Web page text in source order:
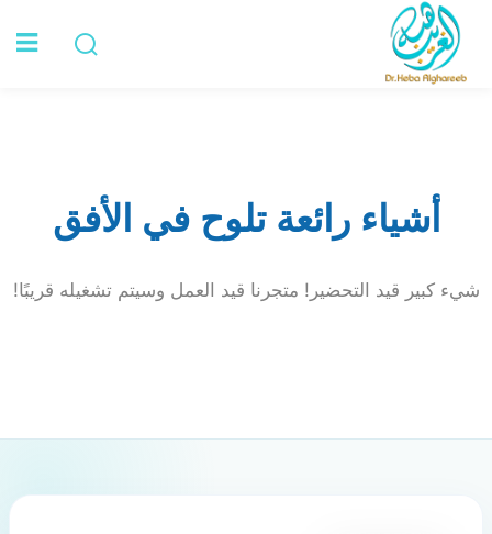
عن د. هبة
أشياء رائعة تلوح في الأفق
شيء كبير قيد التحضير! متجرنا قيد العمل وسيتم تشغيله قريبًا!
Lost your password?